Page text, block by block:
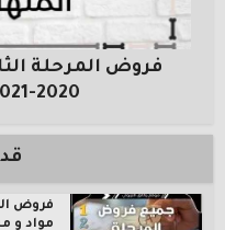
فروض المرحلة
2020-2021 جميع المواد
فروض
مواد و